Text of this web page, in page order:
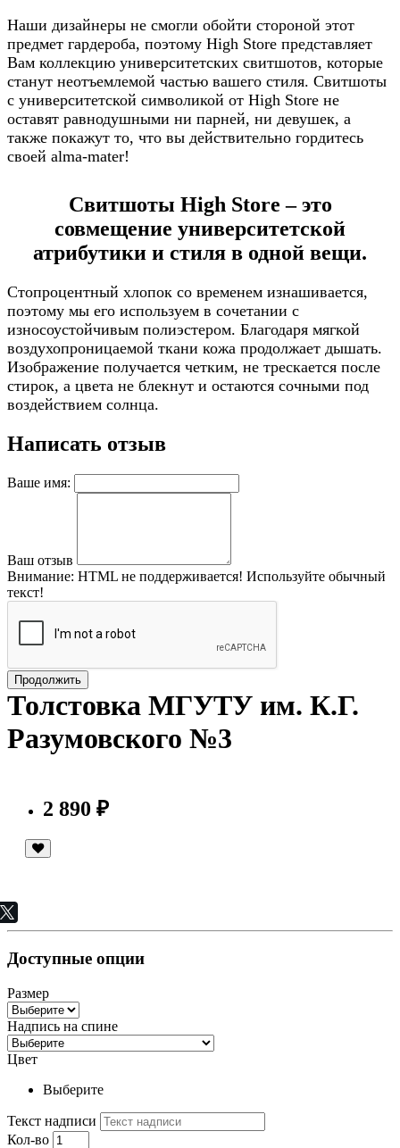
Наши дизайнеры не смогли обойти стороной этот
предмет гардероба, поэтому High Store представляет
Вам коллекцию университетских свитшотов, которые
станут неотъемлемой частью вашего стиля. Свитшоты
с университетской символикой от High Store не
оставят равнодушными ни парней, ни девушек, а
также покажут то, что вы действительно гордитесь
своей alma-mater!
Свитшоты High Store – это
совмещение университетской
атрибутики и стиля в одной вещи.
Стопроцентный хлопок со временем изнашивается,
поэтому мы его используем в сочетании с
износоустойчивым полиэстером. Благодаря мягкой
воздухопроницаемой ткани кожа продолжает дышать.
Изображение получается четким, не трескается после
стирок, а цвета не блекнут и остаются сочными под
воздействием солнца.
Написать отзыв
Ваше имя:
Ваш отзыв
Внимание: HTML не поддерживается! Используйте обычный
текст!
Продолжить
Толстовка МГУТУ им. К.Г.
Разумовского №3
2 890 ₽
Доступные опции
Размер
Надпись на спине
Цвет
Выберите
Текст надписи
Кол-во